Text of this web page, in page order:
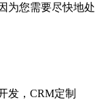
为您需要尽快地处
发，CRM定制